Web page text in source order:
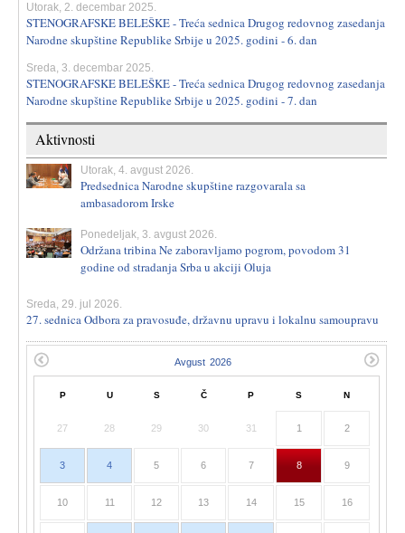
Utorak, 2. decembar 2025.
STENOGRAFSKE BELEŠKE - Treća sednica Drugog redovnog zasedanja
Narodne skupštine Republike Srbije u 2025. godini - 6. dan
Sreda, 3. decembar 2025.
STENOGRAFSKE BELEŠKE - Treća sednica Drugog redovnog zasedanja
Narodne skupštine Republike Srbije u 2025. godini - 7. dan
Aktivnosti
Utorak, 4. avgust 2026.
Predsednica Narodne skupštine razgovarala sa
ambasadorom Irske
Ponedeljak, 3. avgust 2026.
Održana tribina Ne zaboravljamo pogrom, povodom 31
godine od stradanja Srba u akciji Oluja
Sreda, 29. jul 2026.
27. sednica Odbora za pravosuđe, državnu upravu i lokalnu samoupravu
P U S Č P S N
27 28 29 30 31 1 2
3 4 5 6 7 8 9
10 11 12 13 14 15 16